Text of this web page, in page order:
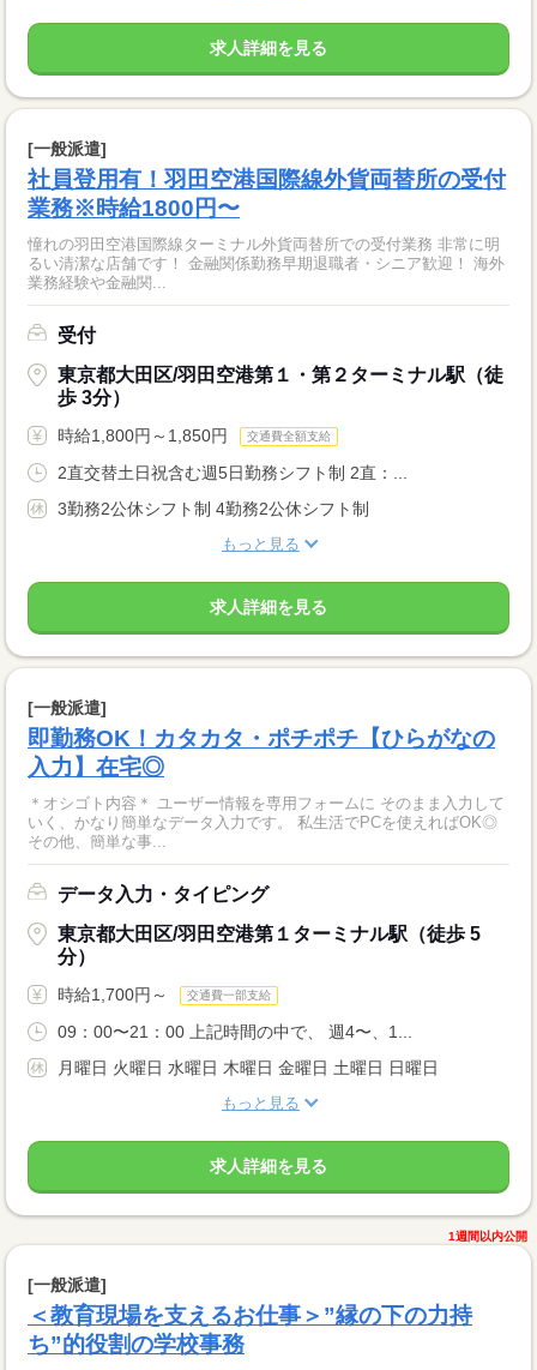
求人詳細を見る
[一般派遣]
社員登用有！羽田空港国際線外貨両替所の受付
業務※時給1800円〜
憧れの羽田空港国際線ターミナル外貨両替所での受付業務 非常に明
るい清潔な店舗です！ 金融関係勤務早期退職者・シニア歓迎！ 海外
業務経験や金融関...
受付
東京都大田区/羽田空港第１・第２ターミナル駅（徒
歩 3分）
時給1,800円～1,850円 交通費全額支給
2直交替土日祝含む週5日勤務シフト制 2直：...
3勤務2公休シフト制 4勤務2公休シフト制
もっと見る
求人詳細を見る
[一般派遣]
即勤務OK！カタカタ・ポチポチ【ひらがなの
入力】在宅◎
＊オシゴト内容＊ ユーザー情報を専用フォームに そのまま入力して
いく、かなり簡単なデータ入力です。 私生活でPCを使えればOK◎
その他、簡単な事...
データ入力・タイピング
東京都大田区/羽田空港第１ターミナル駅（徒歩 5
分）
時給1,700円～ 交通費一部支給
09：00〜21：00 上記時間の中で、 週4〜、1...
月曜日 火曜日 水曜日 木曜日 金曜日 土曜日 日曜日
もっと見る
求人詳細を見る
1週間以内公開
[一般派遣]
＜教育現場を支えるお仕事＞”縁の下の力持
ち”的役割の学校事務